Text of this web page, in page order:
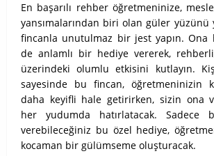
En başarılı rehber öğretmeninize,
yansımalarından biri olan güler yüzünü
fincanla unutulmaz bir jest yapın. Ona
de anlamlı bir hediye vererek,
üzerindeki olumlu etkisini kutlayın.
sayesinde bu fincan, öğretmeninizin
daha keyifli hale getirirken, sizin ona
her yudumda hatırlatacak. Sadece
verebileceğiniz bu özel hediye,
kocaman bir gülümseme oluşturacak.